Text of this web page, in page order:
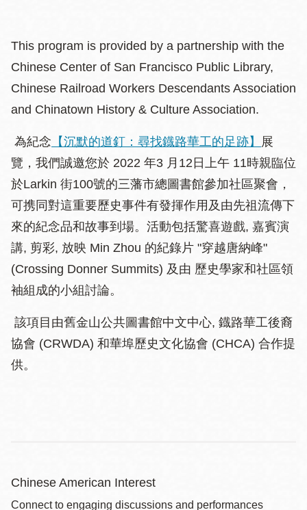
This program is provided by a partnership with the
Chinese Center of San Francisco Public Library,
Chinese Railroad Workers Descendants Association
and Chinatown History & Culture Association.
為紀念 【沉默的道釘：尋找鐡路華工的足跡】 展
覽，我們誠邀您於 2022 年3 月12日上午 11時親臨位
於Larkin 街100號的三藩市總圖書館參加社區聚會，
可携同對這重要歷史事件有發揮作用及由先祖流傳下
來的紀念品和故事到場。活動包括驚喜遊戲, 嘉賓演
講, 剪彩, 放映 Min Zhou 的紀錄片 "穿越唐納峰"
(Crossing Donner Summits) 及由 歷史學家和社區領
袖組成的小組討論。
該項目由舊金山公共圖書館中文中心, 鐡路華工後裔
協會 (CRWDA) 和華埠歷史文化協會 (CHCA) 合作提
供。
Chinese American Interest
Connect to engaging discussions and performances